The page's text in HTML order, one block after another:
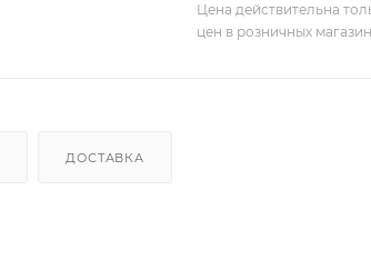
Цена действительна
цен в розничных
ДОСТАВКА